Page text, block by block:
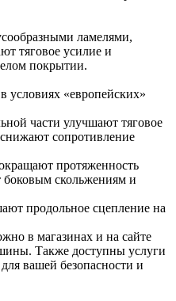
ламелями,
тяговое усилие и
покрытии.
условиях «европейских»
части улучшают тяговое
сопротивление
протяженность
боковым скольжениям и
продольное сцепление на
в магазинах и на сайте
Также доступны услуги
вашей безопасности и